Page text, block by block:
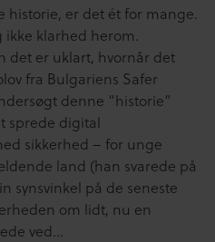
er det ét for mange.
ikke klarhed herom.
det er uklart, hvornår det
fra Bulgariens Safer
denne “historie”
sprede digital
sikkerhed – for unge
land (han svarede på
synsvinkel på de seneste
om lidt, nu en
ved…